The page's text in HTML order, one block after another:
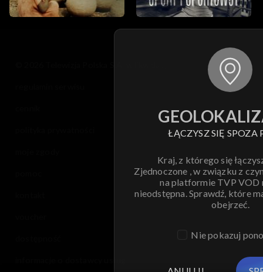
ŁĄCZYSZ SIĘ SPOZA
Kraj, z którego się
Zjednoczone , w związku z
na platformie TVP VOD
nieodstępna. Sprawdź, które
obejrzeć.
Nie pokazuj